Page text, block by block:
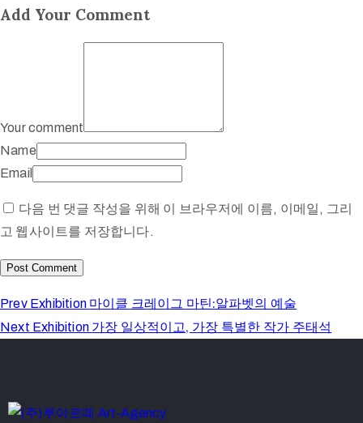
Add Your Comment
Your comment
Name
Email
다음 번 댓글 작성을 위해 이 브라우저에 이름, 이메일, 그리
고 웹사이트를 저장합니다.
Prev Exhibition 마이클 크레이그 마틴:알파벳의 예술
Next Exhibition 가장 일상적이고, 가장 특별한 작가 주태석